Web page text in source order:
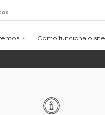
Como funciona o site